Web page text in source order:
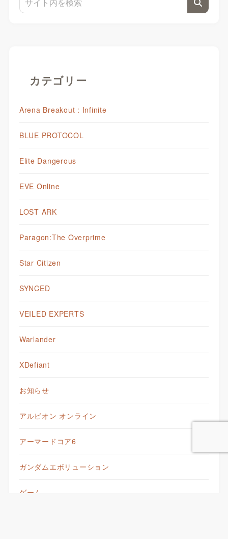
カテゴリー
Arena Breakout : Infinite
BLUE PROTOCOL
Elite Dangerous
EVE Online
LOST ARK
Paragon:The Overprime
Star Citizen
SYNCED
VEILED EXPERTS
Warlander
XDefiant
お知らせ
アルビオン オンライン
アーマードコア6
ガンダムエボリューション
ゲーム